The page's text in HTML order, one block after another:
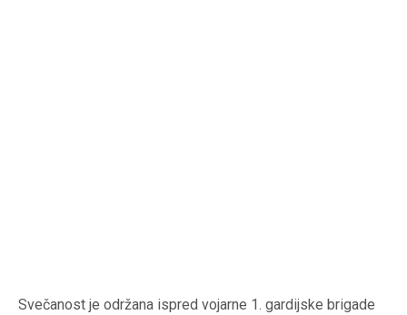
Svečanost je održana ispred vojarne 1. gardijske brigade